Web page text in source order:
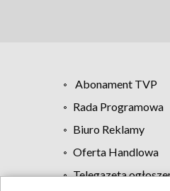
Abonament TVP
Rada Programowa
Biuro Reklamy
Oferta Handlowa
Telegazeta